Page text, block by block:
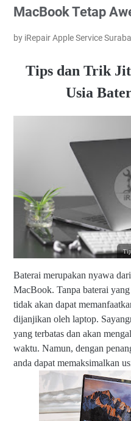
MacBook Tetap
by iRepair Apple Service
Tips dan Trik
Usia
Baterai merupakan nyawa
MacBook. Tanpa baterai
tidak akan dapat
dijanjikan oleh laptop.
yang terbatas dan akan
waktu. Namun, dengan
anda dapat memaksimalkan